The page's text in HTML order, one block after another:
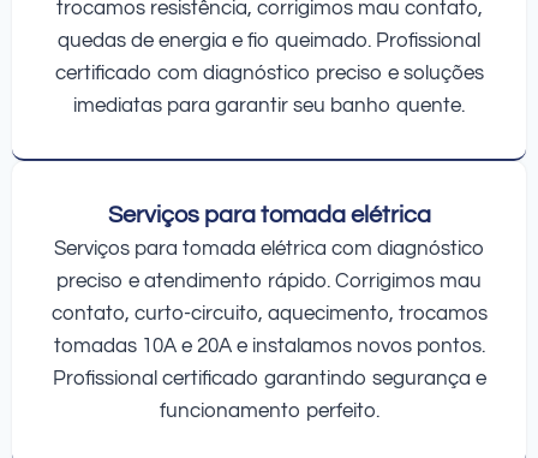
trocamos resistência, corrigimos mau contato,
quedas de energia e fio queimado. Profissional
certificado com diagnóstico preciso e soluções
imediatas para garantir seu banho quente.
Serviços para tomada elétrica
Serviços para tomada elétrica com diagnóstico
preciso e atendimento rápido. Corrigimos mau
contato, curto-circuito, aquecimento, trocamos
tomadas 10A e 20A e instalamos novos pontos.
Profissional certificado garantindo segurança e
funcionamento perfeito.